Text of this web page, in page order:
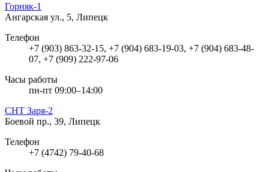
Горняк-1
Ангарская ул., 5, Липецк
Телефон
+7 (903) 863-32-15, +7 (904) 683-19-03, +7 (904) 683-48-
07, +7 (909) 222-97-06
Часы работы
пн-пт 09:00–14:00
СНТ Заря-2
Боевой пр., 39, Липецк
Телефон
+7 (4742) 79-40-68